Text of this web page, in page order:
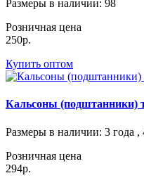
Размеры в наличии: 98
Розничная цена
250р.
Купить оптом
Кальсоны (подштанники)
Размеры в наличии: 3 года ,
Розничная цена
294р.